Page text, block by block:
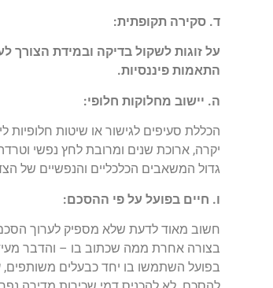
ד. סקירה תקופתית:
על זוגות לשקול בדיקה ובמידת
התאמות פיננסיות.
ה. יישוב מחלוקות חלופי:
הכללת סעיפים לגישור או שיטות חלופיות
יקרה, ארוכת שנים ומרובת לחץ נפשי
גדול המשאבים הכלכליים והנפשיים של
ו. חיים בפועל על פי ההסכם:
חשוב מאוד לדעת שלא מספיק לערוך
בצורה אחרת ממה שכתוב בו – והדבר
בפועל השתמשו בו יחד כבעלים